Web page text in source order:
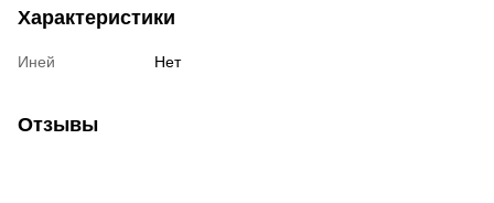
Характеристики
Иней Нет
Отзывы